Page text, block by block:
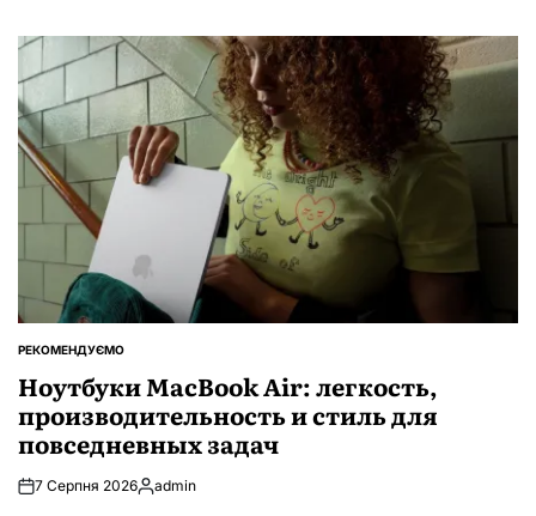
ОПУБЛІКУВАТИ
РЕКОМЕНДУЄМО
Ноутбуки MacBook Air: легкость,
производительность и стиль для
повседневных задач
7 Серпня 2026Опубліковано
admin